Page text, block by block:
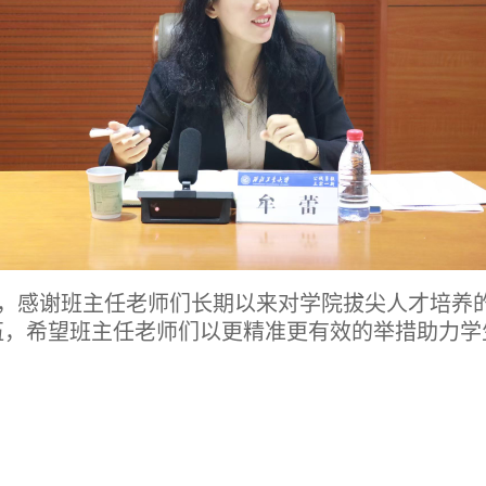
感谢班主任老师们长期以来对学院拔尖人才培
希望班主任老师们以更精准更有效的举措助力